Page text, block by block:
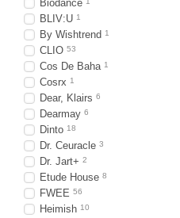
Biodance
BLIV:U 1
By Wishtrend 1
CLIO 53
Cos De Baha 1
Cosrx 1
Dear, Klairs 6
Dearmay 6
Dinto 18
Dr. Ceuracle 3
Dr. Jart+ 2
Etude House 8
FWEE 56
Heimish 10